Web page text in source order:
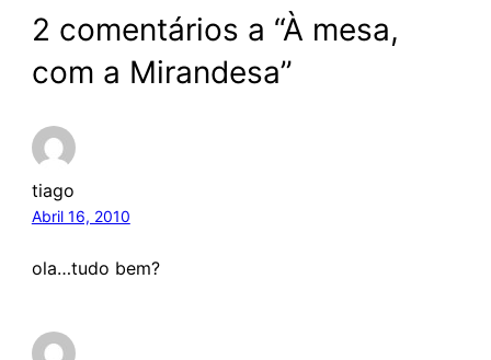
2 comentários a “À mesa,
com a Mirandesa”
tiago
Abril 16, 2010
ola…tudo bem?